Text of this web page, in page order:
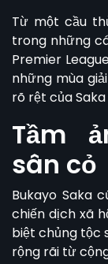
Từ một cầu
trong những
Premier
những mùa
rõ rệt của
Tầm
sân cỏ
Bukayo Saka
chiến dịch xã
biệt chủng tộc
rộng rãi từ